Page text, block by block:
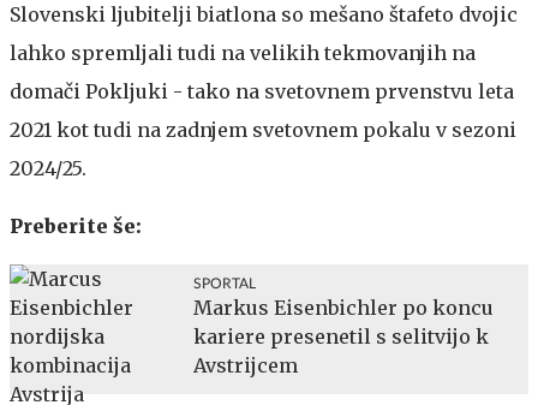
Slovenski ljubitelji biatlona so mešano štafeto dvojic
lahko spremljali tudi na velikih tekmovanjih na
domači Pokljuki - tako na svetovnem prvenstvu leta
2021 kot tudi na zadnjem svetovnem pokalu v sezoni
2024/25.
Preberite še:
SPORTAL
Markus Eisenbichler po koncu
kariere presenetil s selitvijo k
Avstrijcem